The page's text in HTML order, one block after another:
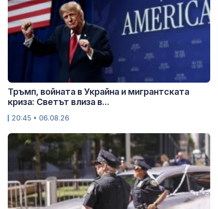
Тръмп, войната в Украйна и мигрантската
криза: Светът влиза в...
20:45 • 06.08.26